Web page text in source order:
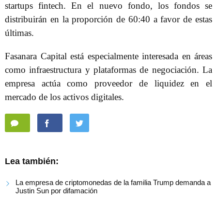
startups fintech. En el nuevo fondo, los fondos se
distribuirán en la proporción de 60:40 a favor de estas
últimas.
Fasanara Capital está especialmente interesada en áreas
como infraestructura y plataformas de negociación. La
empresa actúa como proveedor de liquidez en el
mercado de los activos digitales.
Lea también:
La empresa de criptomonedas de la familia Trump demanda a
Justin Sun por difamación